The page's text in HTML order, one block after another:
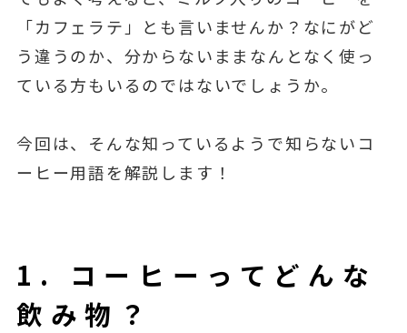
「カフェラテ」とも言いませんか？なにがど
う違うのか、分からないままなんとなく使っ
ている方もいるのではないでしょうか。
今回は、そんな知っているようで知らないコ
ーヒー用語を解説します！
1. コーヒーってどんな
飲み物？